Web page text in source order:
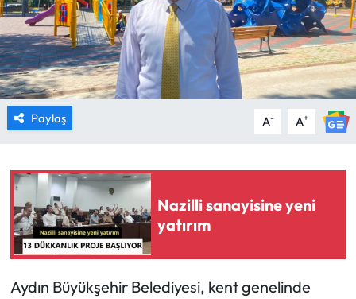
Paylaş A- A+
Nazilli sanayisine yeni
yatırım
Aydın Büyükşehir Belediyesi, kent genelinde
YAŞAM
RESMİ İLANLAR
HABER İLAN